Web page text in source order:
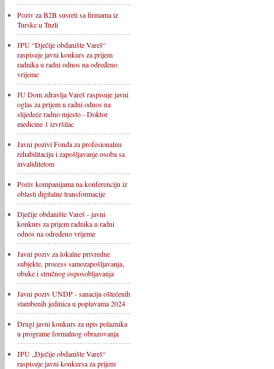
Poziv za B2B susreti sa firmama iz
Turske u Tuzli
JPU “Dječije obdanište Vareš“
raspisuje javni konkurs za prijem
radnika u radni odnos na određeno
vrijeme
JU Dom zdravlja Vareš raspisuje javni
oglas za prijem u radni odnos na
slijedeće radno mjesto - Doktor
medicine 1 izvršilac
Javni pozivi Fonda za profesionalnu
rehabilitaciju i zapošljavanje osoba sa
invaliditetom
Poziv kompanijama na konferenciju iz
oblasti digitalne transformacije
Dječije obdanište Vareš - javni
konkurs za prijem radnika u radni
odnos na određeno vrijeme
Javni poziv za lokalne privredne
subjekte, process samozapošljavanja,
obuke i stručnog osposobljavanja
Javni poziv UNDP - sanacija oštećenih
stambenih jedinica u poplavama 2024
Drugi javni konkurs za upis polaznika
u programe formalnog obrazovanja
JPU „Dječije obdanište Vareš“
raspisuje javni konkursa za prijem